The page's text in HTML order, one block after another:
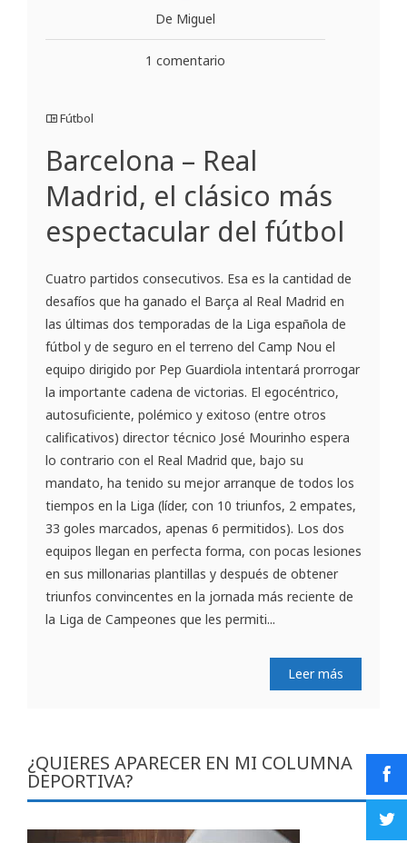
De Miguel
1 comentario
Fútbol
Barcelona – Real
Madrid, el clásico más
espectacular del fútbol
Cuatro partidos consecutivos. Esa es la cantidad de
desafíos que ha ganado el Barça al Real Madrid en
las últimas dos temporadas de la Liga española de
fútbol y de seguro en el terreno del Camp Nou el
equipo dirigido por Pep Guardiola intentará prorrogar
la importante cadena de victorias. El egocéntrico,
autosuficiente, polémico y exitoso (entre otros
calificativos) director técnico José Mourinho espera
lo contrario con el Real Madrid que, bajo su
mandato, ha tenido su mejor arranque de todos los
tiempos en la Liga (líder, con 10 triunfos, 2 empates,
33 goles marcados, apenas 6 permitidos). Los dos
equipos llegan en perfecta forma, con pocas lesiones
en sus millonarias plantillas y después de obtener
triunfos convincentes en la jornada más reciente de
la Liga de Campeones que les permiti...
Leer más
¿QUIERES APARECER EN MI COLUMNA
DEPORTIVA?